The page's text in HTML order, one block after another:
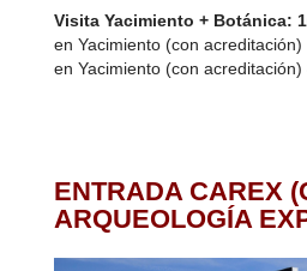
Visita Yacimiento + Botánica:
en Yacimiento (con
en Yacimiento (con acreditación)
ENTRADA CAREX
ARQUEOLOGÍA